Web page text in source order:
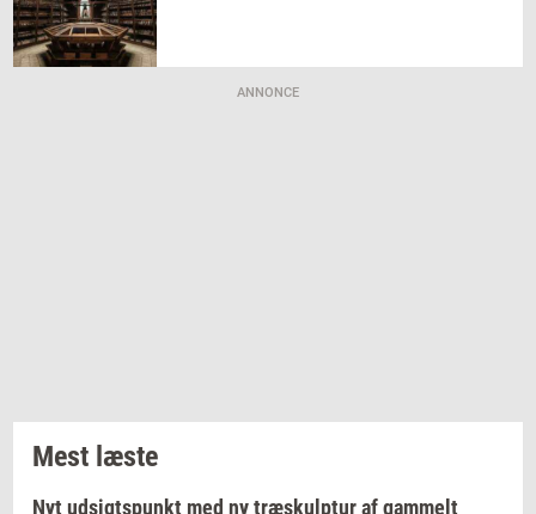
ANNONCE
Mest læste
Nyt udsigtspunkt med ny træskulptur af gammelt